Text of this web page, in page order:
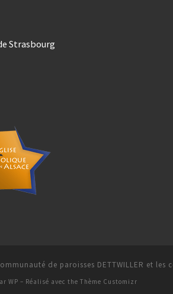
Strasbourg
de paroisses DETTWILLER et les
WP – Réalisé avec the Thème Customizr